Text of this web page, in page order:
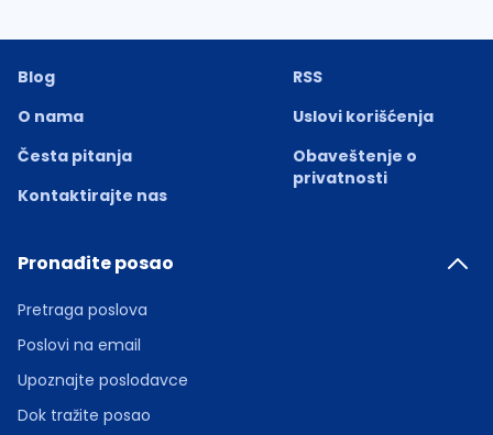
Blog
O nama
Česta pitanja
Kontaktirajte nas
RSS
Uslovi korišćenja
Obaveštenje o
privatnosti
Pronađite posao
Pretraga poslova
Poslovi na email
Upoznajte poslodavce
Dok tražite posao